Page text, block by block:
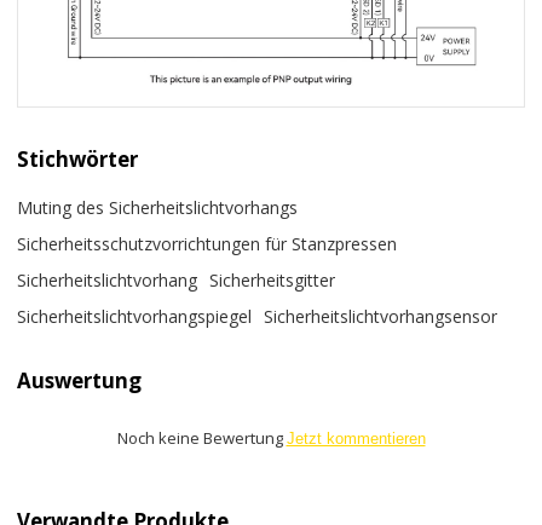
Stichwörter
Muting des Sicherheitslichtvorhangs
Sicherheitsschutzvorrichtungen für Stanzpressen
Sicherheitslichtvorhang Sicherheitsgitter
Sicherheitslichtvorhangspiegel
Sicherheitslichtvorhangsensor
Auswertung
Noch keine Bewertung Jetzt kommentieren